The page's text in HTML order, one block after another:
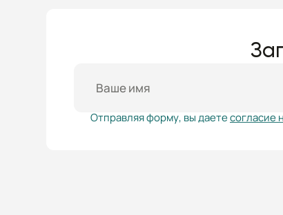
Отправляя форму, вы даетесогласие